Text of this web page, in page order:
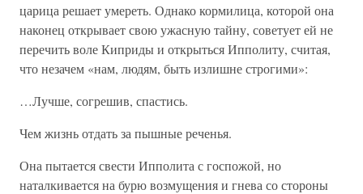
царица решает умереть. Однако кормилица, которой она
наконец открывает свою ужасную тайну, советует ей не
перечить воле Киприды и открыться Ипполиту, считая,
что незачем «нам, людям, быть излишне строгими»:
…Лучше, согрешив, спастись.
Чем жизнь отдать за пышные реченья.
Она пытается свести Ипполита с госпожой, но
наталкивается на бурю возмущения и гнева со стороны